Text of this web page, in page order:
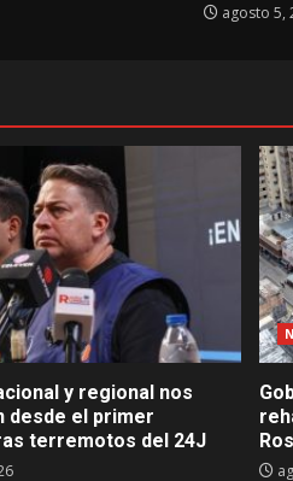
agosto 5,
y regional nos
desde el primer
terremotos del 24J